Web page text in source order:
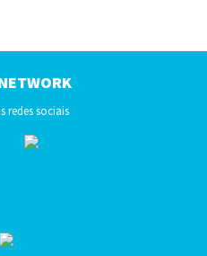
redes sociais
22
23
24
25
26
29